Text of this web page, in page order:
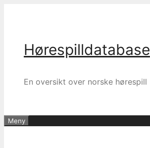
Hørespilldatabase
En oversikt over norske hørespill
Meny